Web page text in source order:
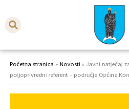
Početna stranica » Novosti » Javni natječaj
poljoprivredni referent – područje Općine